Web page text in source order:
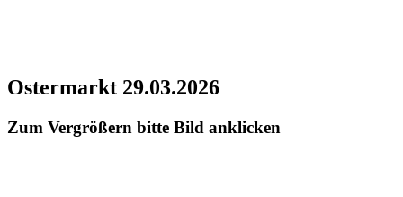
Ostermarkt 29.03.2026
Zum Vergrößern bitte Bild anklicken